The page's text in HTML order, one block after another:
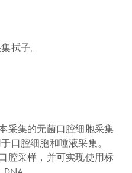
拭子。
采集的无菌口腔细胞采集
口腔细胞和唾液采集。
腔采样，并可实现使用标